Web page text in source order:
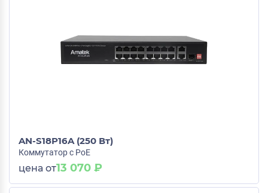
AN-S18P16A (250 Вт)
Коммутатор с PoE
цена от13 070 ₽